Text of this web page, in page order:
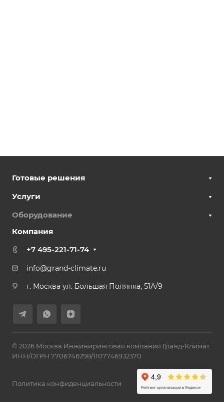
Готовые решения
Услуги
Оборудование
Компания
+7 495-221-71-74
info@grand-climate.ru
г. Москва ул. Большая Полянка, 51А/9
© 2026 Москва Инжиниринговая компания Гранд-Климат
ИНН/ОГРН 7706746298/1107746932370
Политика конфиденциальности